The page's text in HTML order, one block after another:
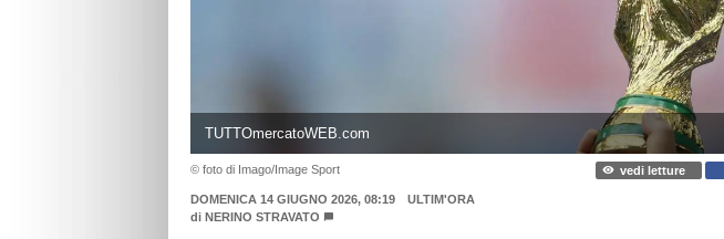
TUTTOmercatoWEB.com
© foto di Imago/Image Sport vedi letture
DOMENICA 14 GIUGNO 2026, 08:19
ULTIM'ORA
di NERINO STRAVATO